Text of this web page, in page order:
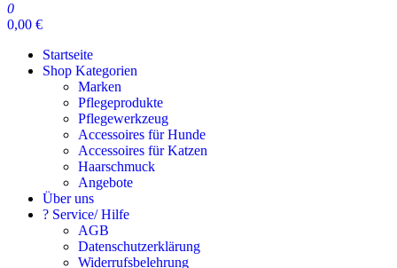
0
0,00 €
Startseite
Shop Kategorien
Marken
Pflegeprodukte
Pflegewerkzeug
Accessoires für Hunde
Accessoires für Katzen
Haarschmuck
Angebote
Über uns
? Service/ Hilfe
AGB
Datenschutzerklärung
Widerrufsbelehrung